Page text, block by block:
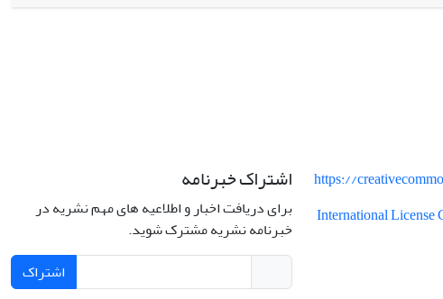
https://
International License
اشتراک خبرنامه
برای دریافت اخبار و اطلاعیه های مهم نشریه در
خبرنامه نشریه مشترک شوید.
اشتراک